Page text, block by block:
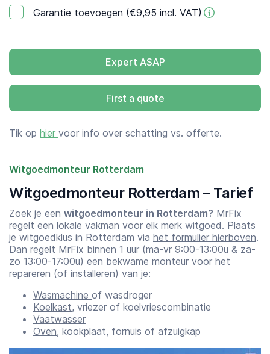
Garantie toevoegen (€9,95 incl. VAT)
Expert ASAP
First a quote
Tik op hier voor info over schatting vs. offerte.
Witgoedmonteur Rotterdam
Witgoedmonteur Rotterdam – Tarief
Zoek je een witgoedmonteur in Rotterdam? MrFix
regelt een lokale vakman voor elk merk witgoed. Plaats
je witgoedklus in Rotterdam via het formulier hierboven.
Dan regelt MrFix binnen 1 uur (ma-vr 9:00-13:00u & za-
zo 13:00-17:00u) een bekwame monteur voor het
repareren (of installeren) van je:
Wasmachine of wasdroger
Koelkast, vriezer of koelvriescombinatie
Vaatwasser
Oven, kookplaat, fornuis of afzuigkap